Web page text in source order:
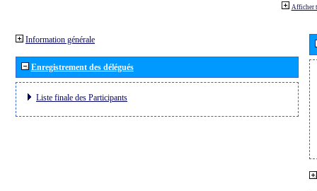
Afficher
Information générale
Enregistrement des délégués
Liste finale des Participants